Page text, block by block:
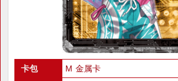
卡包
M 金属卡